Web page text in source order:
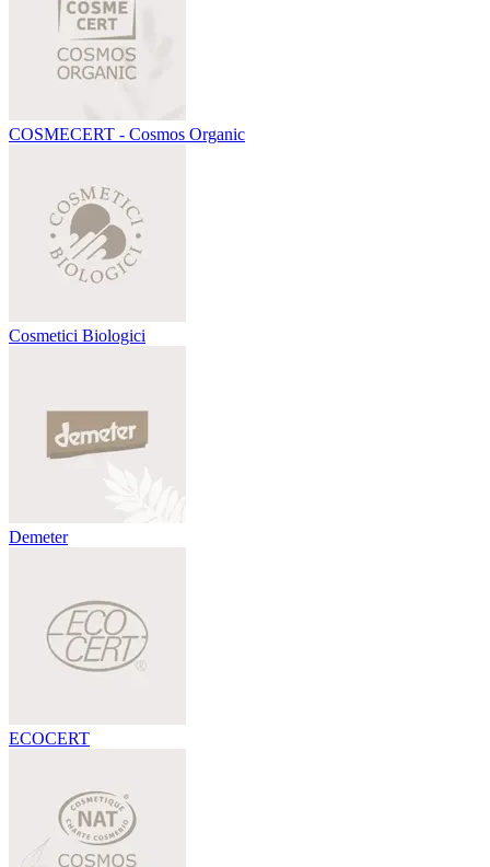
COSMECERT - Cosmos Organic
Cosmetici Biologici
Demeter
ECOCERT